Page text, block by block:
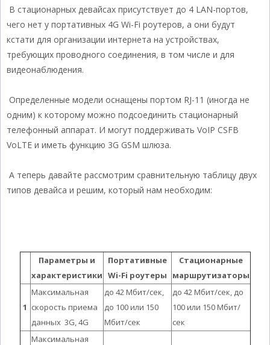
В стационарных девайсах присутствует до 4 LAN-портов,
чего нет у портативных 4G Wi-Fi роутеров, а они будут
кстати для организации интернета на устройствах,
требующих проводного соединения, в том числе и для
видеонаблюдения.
Определенные модели оснащены портом RJ-11 (иногда не
одним) к которому можно подсоединить стационарный
телефонный аппарат. И могут поддерживать VoIP CSFB
VoLTE и иметь функцию 3G GSM шлюза.
А теперь давайте рассмотрим сравнительную таблицу двух
типов девайса и решим, который нам необходим:
Параметры и
характеристики
Портативные
Wi-Fi роутеры
Стационарные
маршрутизаторы
1
Максимальная
скорость приема
данных 3G, 4G
до 42 Мбит/сек,
до 100 или 150
Мбит/сек
до 42 Мбит/сек, до
100 или 150 Мбит/
сек
Максимальная